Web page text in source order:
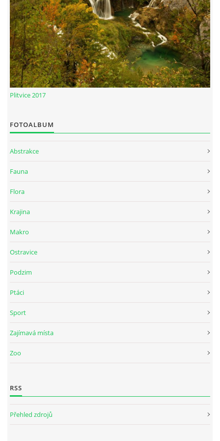
Plitvice 2017
FOTOALBUM
Abstrakce
Fauna
Flora
Krajina
Makro
Ostravice
Podzim
Ptáci
Sport
Zajímavá místa
Zoo
RSS
Přehled zdrojů